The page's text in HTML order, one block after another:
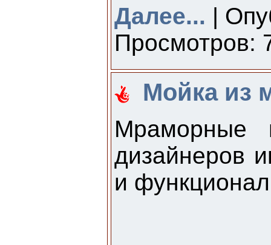
Далее... |
Просмотров:
Мойка из
Мраморные
дизайнеров
и